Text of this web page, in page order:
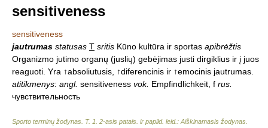
sensitiveness
sensitiveness
jautrumas statusas T sritis Kūno kultūra ir sportas apibrėžtis
Organizmo jutimo organų (juslių) gebėjimas justi dirgiklius ir į juos
reaguoti. Yra ↑absoliutusis, ↑diferencinis ir ↑emocinis jautrumas.
atitikmenys: angl. sensitiveness vok. Empfindlichkeit, f rus.
чувствительность
Sporto terminų žodynas. T. 1. 2-asis patais. ir papild. leid.: Aiškinamasis žodynas.